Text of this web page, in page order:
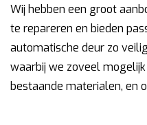
Wij hebben een groot
te repareren en bieden
automatische deur zo
waarbij we zoveel
bestaande materialen, en